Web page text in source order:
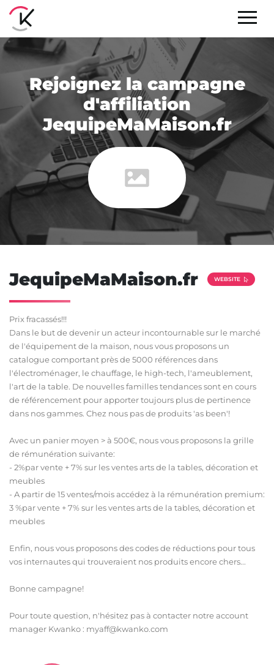
Rejoignez la campagne
d'affiliation
JequipeMaMaison.fr
JequipeMaMaison.fr WEBSITE
Prix fracassés!!!
Dans le but de devenir un acteur incontournable sur le marché
de l'équipement de la maison, nous vous proposons un
catalogue comportant près de 5000 références dans
l'électroménager, le chauffage, le high-tech, l'ameublement,
l'art de la table. De nouvelles familles tendances sont en cours
de référencement pour apporter toujours plus de pertinence
dans nos gammes. Chez nous pas de produits 'as been'!
Avec un panier moyen > à 500€, nous vous proposons la grille
de rémunération suivante:
- 2%par vente + 7% sur les ventes arts de la tables, décoration et
meubles
- A partir de 15 ventes/mois accédez à la rémunération premium:
3 %par vente + 7% sur les ventes arts de la tables, décoration et
meubles
Enfin, nous vous proposons des codes de réductions pour tous
vos internautes qui trouveraient nos produits encore chers...
Bonne campagne!
Pour toute question, n'hésitez pas à contacter notre account
manager Kwanko : myaff@kwanko.com